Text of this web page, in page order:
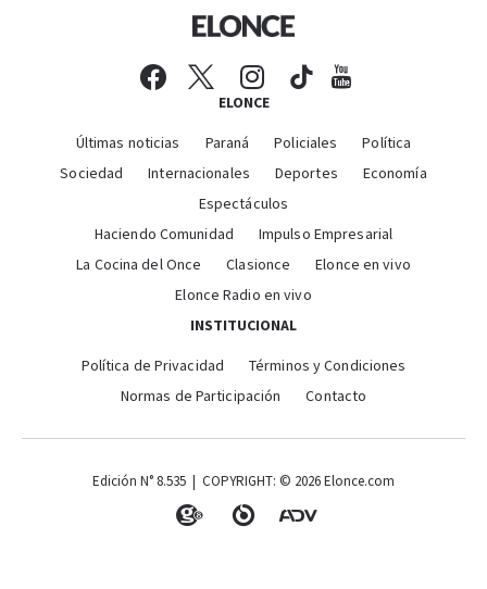
ELONCE
Últimas noticias Paraná Policiales
Política
Sociedad
Internacionales Deportes
Economía
Espectáculos
Haciendo Comunidad
Impulso Empresarial
La Cocina del Once
Clasionce
Elonce en vivo
Elonce Radio en vivo
INSTITUCIONAL
Política de Privacidad
Términos y Condiciones
Normas de Participación
Contacto
Edición N° 8.535 | COPYRIGHT: © 2026 Elonce.com